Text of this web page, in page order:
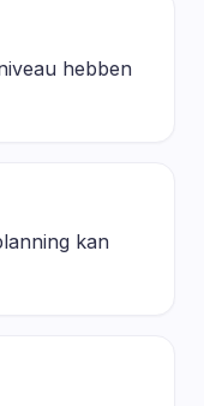
hebben
kan